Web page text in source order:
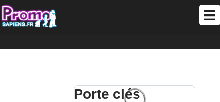
Porte clés